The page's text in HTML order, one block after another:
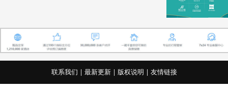
联系我们 | 最新更新| 版权说明 | 友情链接